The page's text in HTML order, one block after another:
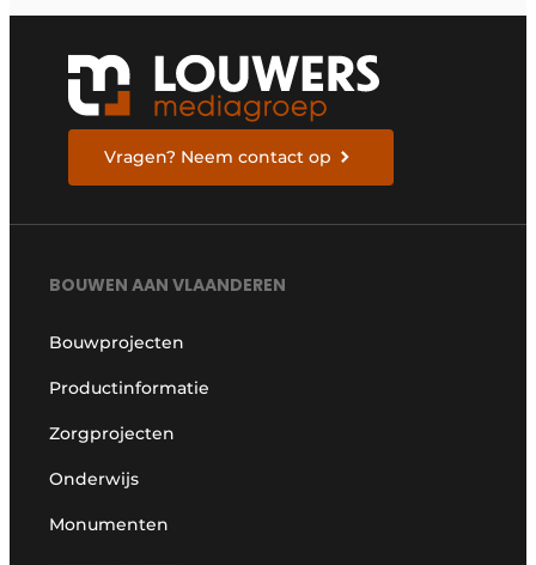
Vragen? Neem contact op
BOUWEN AAN VLAANDEREN
Bouwprojecten
Productinformatie
Zorgprojecten
Onderwijs
Monumenten